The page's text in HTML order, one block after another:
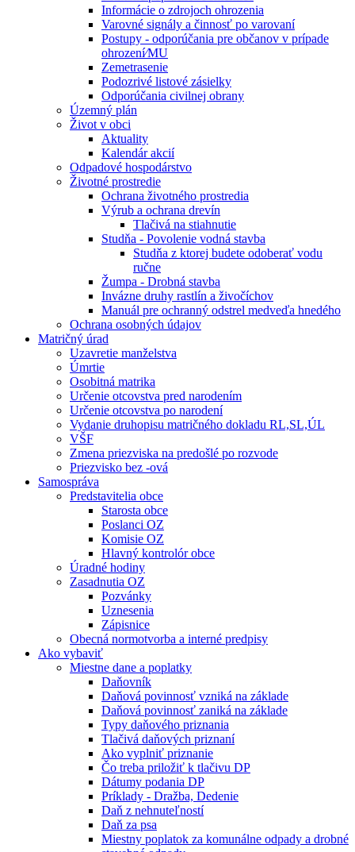
Informácie o zdrojoch ohrozenia
Varovné signály a činnosť po varovaní
Postupy - odporúčania pre občanov v prípade
ohrození⁄MU
Zemetrasenie
Podozrivé listové zásielky
Odporúčania civilnej obrany
Územný plán
Život v obci
Aktuality
Kalendár akcií
Odpadové hospodárstvo
Životné prostredie
Ochrana životného prostredia
Výrub a ochrana drevín
Tlačivá na stiahnutie
Studňa - Povolenie vodná stavba
Studňa z ktorej budete odoberať vodu
ručne
Žumpa - Drobná stavba
Invázne druhy rastlín a živočíchov
Manuál pre ochranný odstrel medveďa hnedého
Ochrana osobných údajov
Matričný úrad
Uzavretie manželstva
Úmrtie
Osobitná matrika
Určenie otcovstva pred narodením
Určenie otcovstva po narodení
Vydanie druhopisu matričného dokladu RL,SL,ÚL
VŠF
Zmena priezviska na predošlé po rozvode
Priezvisko bez -ová
Samospráva
Predstavitelia obce
Starosta obce
Poslanci OZ
Komisie OZ
Hlavný kontrolór obce
Úradné hodiny
Zasadnutia OZ
Pozvánky
Uznesenia
Zápisnice
Obecná normotvorba a interné predpisy
Ako vybaviť
Miestne dane a poplatky
Daňovník
Daňová povinnosť vzniká na základe
Daňová povinnosť zaniká na základe
Typy daňového priznania
Tlačivá daňových priznaní
Ako vyplniť priznanie
Čo treba priložiť k tlačivu DP
Dátumy podania DP
Príklady - Dražba, Dedenie
Daň z nehnuteľností
Daň za psa
Miestny poplatok za komunálne odpady a drobné